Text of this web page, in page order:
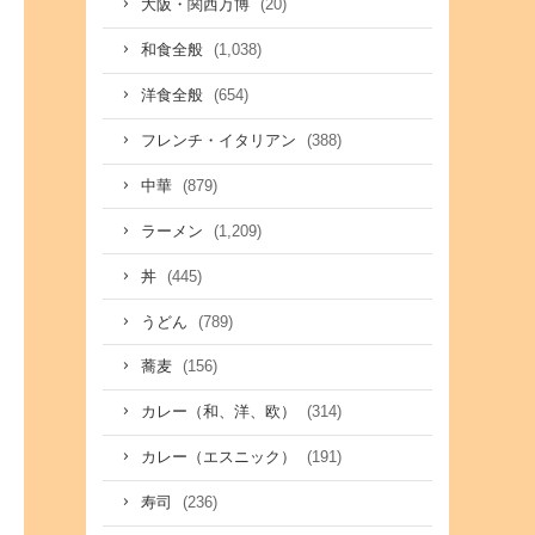
大阪・関西万博 (20)
和食全般 (1,038)
洋食全般 (654)
フレンチ・イタリアン (388)
中華 (879)
ラーメン (1,209)
丼 (445)
うどん (789)
蕎麦 (156)
カレー（和、洋、欧） (314)
カレー（エスニック） (191)
寿司 (236)